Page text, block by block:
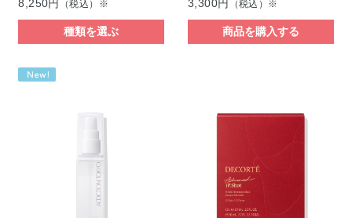
8,250円
（税込）※
種類を選ぶ
3,300円
（税込）※
商品を購入する